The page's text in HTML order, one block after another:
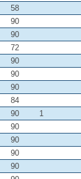
58
90
90
72
90
90
90
84
90
1
90
90
90
90